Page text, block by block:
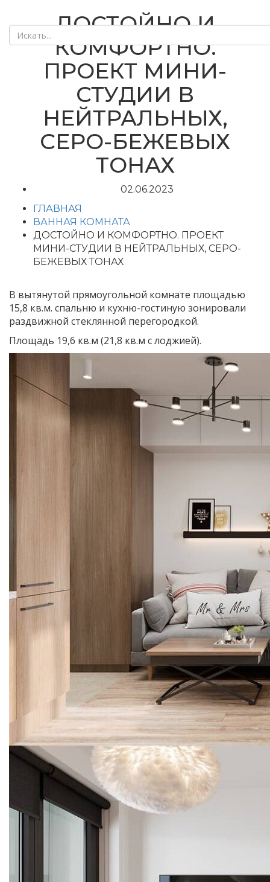
ДОСТОЙНО И
КОМФОРТНО.
ПРОЕКТ МИНИ-
СТУДИИ В
НЕЙТРАЛЬНЫХ,
СЕРО-БЕЖЕВЫХ
ТОНАХ
02.06.2023
ГЛАВНАЯ
ВАННАЯ КОМНАТА
ДОСТОЙНО И КОМФОРТНО. ПРОЕКТ
МИНИ-СТУДИИ В НЕЙТРАЛЬНЫХ, СЕРО-
БЕЖЕВЫХ ТОНАХ
В вытянутой прямоугольной комнате площадью
15,8 кв.м. спальню и кухню-гостиную зонировали
раздвижной стеклянной перегородкой.
Площадь 19,6 кв.м (21,8 кв.м с лоджией).